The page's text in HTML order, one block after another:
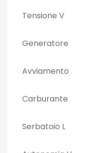
Tensione V
Generatore
Avviamento
Carburante
Serbatoio L